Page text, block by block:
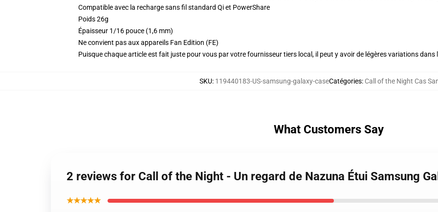
Compatible avec la recharge sans fil standard Qi et PowerShare
Poids 26g
Épaisseur 1/16 pouce (1,6 mm)
Ne convient pas aux appareils Fan Edition (FE)
Puisque chaque article est fait juste pour vous par votre fournisseur tiers local, il peut y avoir de légères variations dans
SKU: 119440183-US-samsung-galaxy-caseCatégories: Call of the Night Cas
What Customers Say
2 reviews for Call of the Night - Un regard de Nazuna Étui Samsung
★★★★★